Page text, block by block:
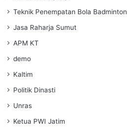
Teknik Penempatan Bola Badminton
Jasa Raharja Sumut
APM KT
demo
Kaltim
Politik Dinasti
Unras
Ketua PWI Jatim